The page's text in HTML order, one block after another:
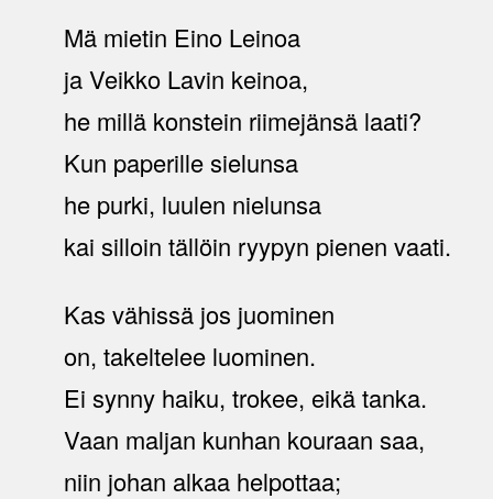
Mä mietin Eino Leinoa
ja Veikko Lavin keinoa,
he millä konstein riimejänsä laati?
Kun paperille sielunsa
he purki, luulen nielunsa
kai silloin tällöin ryypyn pienen vaati.
Kas vähissä jos juominen
on, takeltelee luominen.
Ei synny haiku, trokee, eikä tanka.
Vaan maljan kunhan kouraan saa,
niin johan alkaa helpottaa;